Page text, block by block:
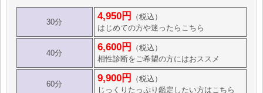
30分
4,950円
（税込）
はじめての方や迷ったらこちら
40分
6,600円
（税込）
相性診断をご希望の方にはおススメ
60分
9,900円
（税込）
じっくりたっぷり鑑定したい方はこちら